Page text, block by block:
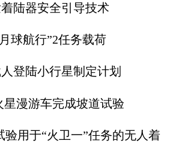
陆器安全引导技术
球航行”2任务载荷
登陆小行星制定计划
星漫游车完成坡道试验
验用于“火卫一”任务的无人着